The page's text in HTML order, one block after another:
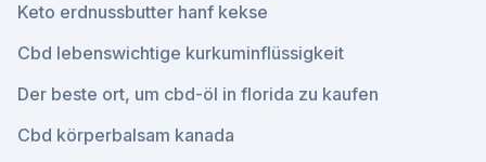
Keto erdnussbutter hanf kekse
Cbd lebenswichtige kurkuminflüssigkeit
Der beste ort, um cbd-öl in florida zu kaufen
Cbd körperbalsam kanada